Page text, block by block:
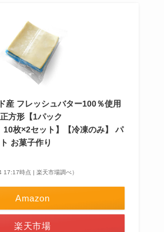
産 フレッシュバター100％使用
方形【1パック
10枚×2セット】【冷凍のみ】 パ
お菓子作り
17:17時点 | 楽天市場調べ）
Amazon
楽天市場